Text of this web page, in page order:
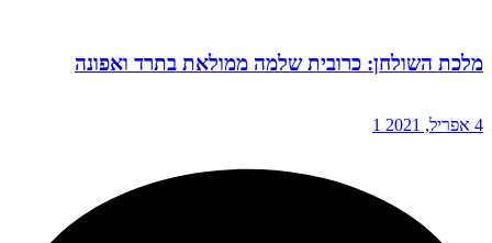
מלכת השולחן: כרובית שלמה ממולאת בתרד ואפונה
4 אפריל, 2021 1